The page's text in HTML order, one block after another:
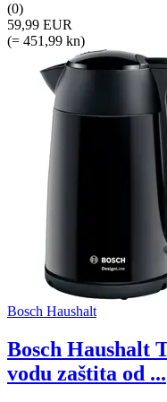
(0)
59,99 EUR
(= 451,99 kn)
Bosch Haushalt
Bosch Haushalt
vodu zaštita od ...